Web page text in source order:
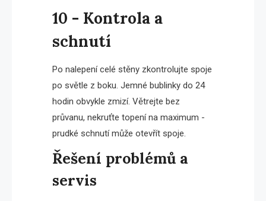
10 - Kontrola a
schnutí
Po nalepení celé stěny zkontrolujte spoje
po světle z boku. Jemné bublinky do 24
hodin obvykle zmizí. Větrejte bez
průvanu, nekruťte topení na maximum -
prudké schnutí může otevřít spoje.
Řešení problémů a
servis